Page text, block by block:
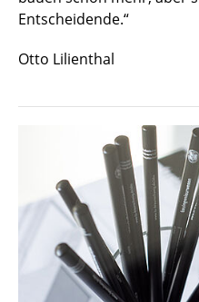
Entscheidende.“
Otto Lilienthal